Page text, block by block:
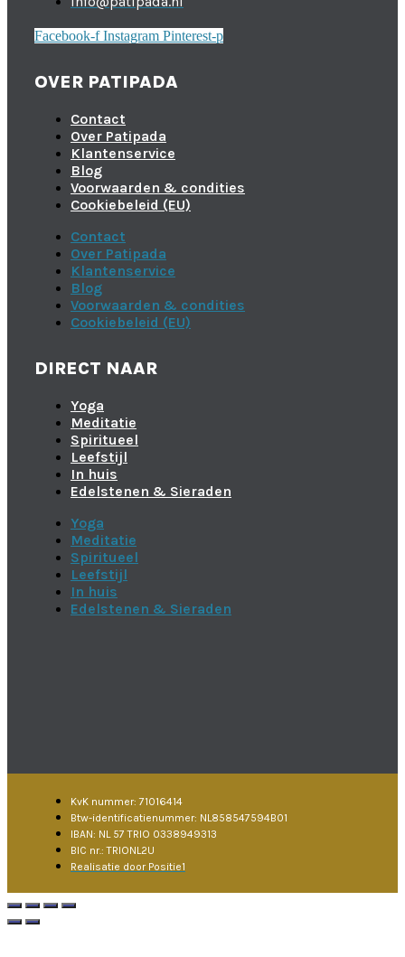
Facebook-f Instagram Pinterest-p
OVER PATIPADA
Contact
Over Patipada
Klantenservice
Blog
Voorwaarden & condities
Cookiebeleid (EU)
Contact
Over Patipada
Klantenservice
Blog
Voorwaarden & condities
Cookiebeleid (EU)
DIRECT NAAR
Yoga
Meditatie
Spiritueel
Leefstijl
In huis
Edelstenen & Sieraden
Yoga
Meditatie
Spiritueel
Leefstijl
In huis
Edelstenen & Sieraden
KvK nummer: 71016414
Btw-identificatienummer: NL858547594B01
IBAN: NL 57 TRIO 0338949313
BIC nr.: TRIONL2U
Realisatie door Positie1